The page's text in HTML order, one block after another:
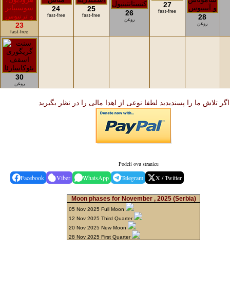
23
fast-free
24
fast-free
25
fast-free 26
روغن
27
fast-free
28
روغن
30
روغن
اگر تلاش ما را پسندیدید لطفا نوعی از اهدا مالی را در نظر بگیرید
Podeli ovu stranicu
Facebook Viber WhatsApp Telegram X / Twitter
Moon phases for November , 2025(Serbia)
05 Nov 2025 Full Moon
12 Nov 2025 Third Quarter
20 Nov 2025 New Moon
28 Nov 2025 First Quarter